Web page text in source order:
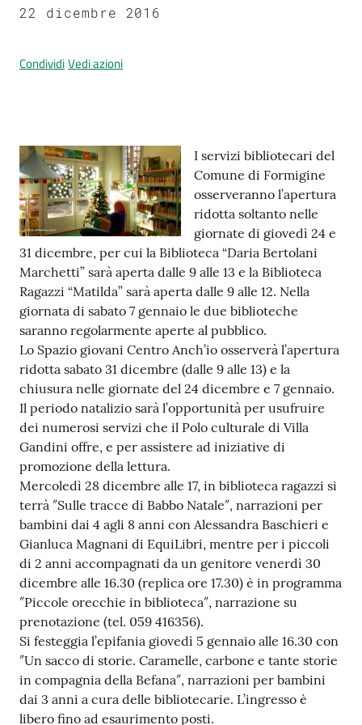
Prenotazione
l
l
e
r
t
a
M
e
e
o
Tutti
gli
argomenti...
Seguici
su
22 dicembre 2016
CondividiVedi azioni
Contenuto
I servizi bibliotecari del
Comune di Formigine
osserveranno l’apertura
ridotta soltanto nelle
giornate di giovedì 24 e
31 dicembre, per cui la Biblioteca “Daria Bertolani
Marchetti” sarà aperta dalle 9 alle 13 e la Biblioteca
Ragazzi “Matilda” sarà aperta dalle 9 alle 12. Nella
giornata di sabato 7 gennaio le due biblioteche
saranno regolarmente aperte al pubblico.
Lo Spazio giovani Centro Anch’io osserverà l’apertura
ridotta sabato 31 dicembre (dalle 9 alle 13) e la
chiusura nelle giornate del 24 dicembre e 7 gennaio.
Il periodo natalizio sarà l’opportunità per usufruire
dei numerosi servizi che il Polo culturale di Villa
Gandini offre, e per assistere ad iniziative di
promozione della lettura.
Mercoledì 28 dicembre alle 17, in biblioteca ragazzi si
terrà ″Sulle tracce di Babbo Natale″, narrazioni per
bambini dai 4 agli 8 anni con Alessandra Baschieri e
Gianluca Magnani di EquiLibri, mentre per i piccoli
di 2 anni accompagnati da un genitore venerdì 30
dicembre alle 16.30 (replica ore 17.30) è in programma
″Piccole orecchie in biblioteca″, narrazione su
prenotazione (tel. 059 416356).
Si festeggia l’epifania giovedì 5 gennaio alle 16.30 con
″Un sacco di storie. Caramelle, carbone e tante storie
in compagnia della Befana″, narrazioni per bambini
dai 3 anni a cura delle bibliotecarie. L’ingresso è
libero fino ad esaurimento posti.